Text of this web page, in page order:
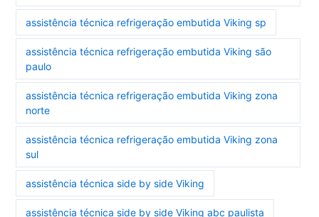
assistência técnica refrigeração embutida Viking sp
assistência técnica refrigeração embutida Viking são
paulo
assistência técnica refrigeração embutida Viking zona
norte
assistência técnica refrigeração embutida Viking zona
sul
assistência técnica side by side Viking
assistência técnica side by side Viking abc paulista